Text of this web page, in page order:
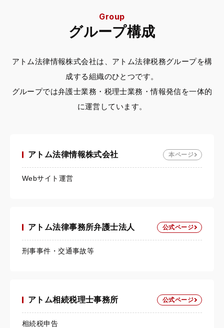
Group
グループ構成
アトム法律情報株式会社は、アトム法律税務グループを構
成する組織のひとつです。
グループでは弁護士業務・税理士業務・情報発信を一体的
に運営しています。
アトム法律情報株式会社 本ページ
Webサイト運営
アトム法律事務所弁護士法人 公式ページ
刑事事件・交通事故等
アトム相続税理士事務所 公式ページ
相続税申告